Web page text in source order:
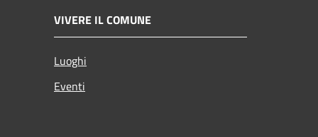
VIVERE IL COMUNE
Luoghi
Eventi